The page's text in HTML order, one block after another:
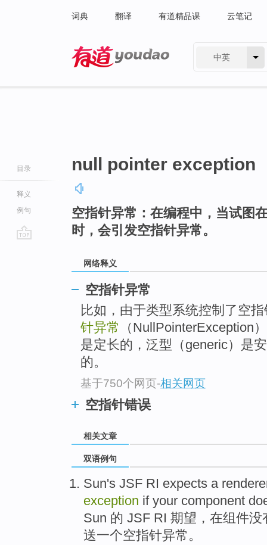
词典 翻译 有道精品课 云笔记
中英
目录
释义
例句
null pointer exception
空指针异常：在编程中，当试图
时，会引发空指针异常。
网络释义
空指针异常
比如，由于类型系统控制了空
针异常
（NullPointerException
是定长的，泛型（generic）是
的。
基于750个网页-相关网页
空指针错误
相关文章
双语例句
Sun's JSF RI expects a
exception if your component
Sun 的 JSF RI 期望 ， 在组件没
送一个空指针异常 。